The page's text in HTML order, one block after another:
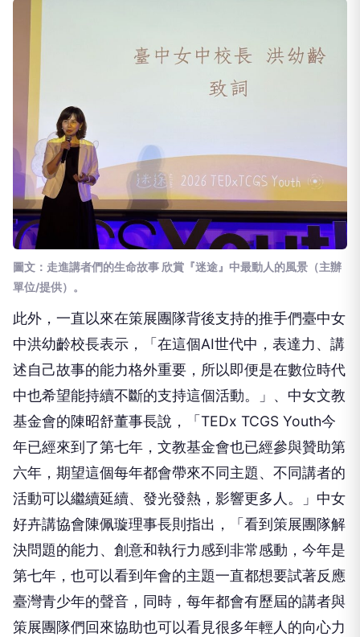
圖文：走進講者們的生命故事 欣賞『迷途』中最動人的風景（主辦
單位/提供）。
此外，一直以來在策展團隊背後支持的推手們臺中女
中洪幼齡校長表示，「在這個AI世代中，表達力、講
述自己故事的能力格外重要，所以即便是在數位時代
中也希望能持續不斷的支持這個活動。」、中女文教
基金會的陳昭舒董事長說，「TEDx TCGS Youth今
年已經來到了第七年，文教基金會也已經參與贊助第
六年，期望這個每年都會帶來不同主題、不同講者的
活動可以繼續延續、發光發熱，影響更多人。」中女
好卉講協會陳佩璇理事長則指出，「看到策展團隊解
決問題的能力、創意和執行力感到非常感動，今年是
第七年，也可以看到年會的主題一直都想要試著反應
臺灣青少年的聲音，同時，每年都會有歷屆的講者與
策展團隊們回來協助也可以看見很多年輕人的向心力